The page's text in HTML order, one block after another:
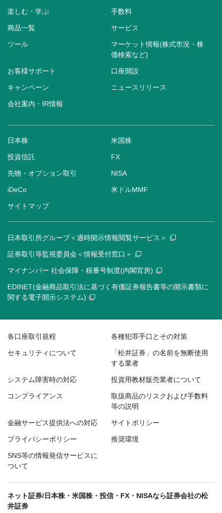
楽しむ・学ぶ 手数料
商品一覧 サービス
ツール
マーケット情報(株式市況・株
価検索など)
お客様サポート 口座開設
キャンペーン ニュースリリース
会社案内・IR情報
日本株 米国株
投資信託 FX
先物・オプション取引 NISA
iDeCo 米ドルMMF
サイトマップ
日本取引所グループ＜適時開示情報閲覧サービス＞
証券取引等監視委員会＜情報受付窓口＞
マイナンバー 社会保障・税番号制度(内閣官房)
EDINET(金融商品取引法に基づく有価証券報告書等の開示書類に
関する電子開示システム)
各口座取引規程 各種犯罪手口とその対策
セキュリティについて
「松井証券」の名前を無断使用
する業者
システム障害時の対応 投資用教材販売業者について
コンプライアンス
取扱商品のリスクおよび手数料
等の説明
金融サービス提供法への対応 サイトポリシー
プライバシーポリシー 推奨環境
SNS等の情報発信サービスに
ついて
ネット証券/日本株・米国株・投信・FX・NISAなら証券会社の松
井証券